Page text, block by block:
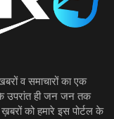
व समाचारों का एक
के उपरांत ही जन जन तक
को हमारे इस पोर्टल के